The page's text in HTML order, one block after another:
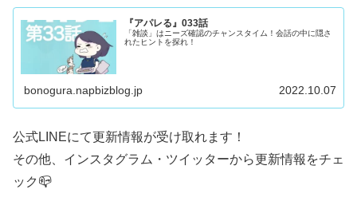
『アパレる』033話
「雑談」はニーズ確認のチャンスタイム！会話の中に隠さ
れたヒントを探れ！
bonogura.napbizblog.jp 2022.10.07
公式LINEにて更新情報が受け取れます！
その他、 インスタグラム ・ ツイッターから更新情報をチェ
ック📪